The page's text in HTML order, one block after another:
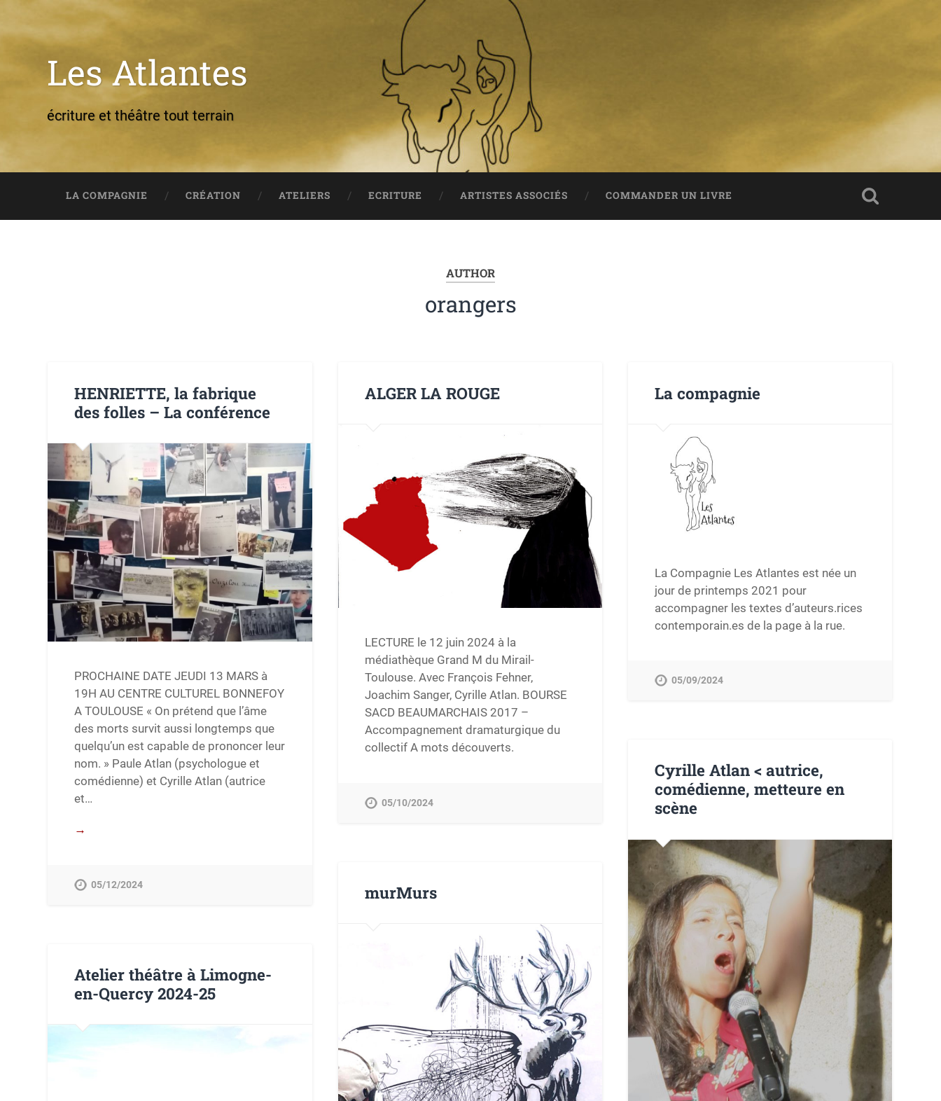
Les Atlantes
écriture et théâtre tout terrain
LA COMPAGNIE CRÉATION ATELIERS ECRITURE ARTISTES ASSOCIÉS COMMANDER UN LIVRE
AUTHOR
orangers
HENRIETTE, la fabrique
des folles – La conférence
PROCHAINE DATE JEUDI 13 MARS à
19H AU CENTRE CULTUREL BONNEFOY
A TOULOUSE « On prétend que l’âme
des morts survit aussi longtemps que
quelqu’un est capable de prononcer leur
nom. » Paule Atlan (psychologue et
comédienne) et Cyrille Atlan (autrice
et…
→
05/12/2024
ALGER LA ROUGE
LECTURE le 12 juin 2024 à la
médiathèque Grand M du Mirail-
Toulouse. Avec François Fehner,
Joachim Sanger, Cyrille Atlan. BOURSE
SACD BEAUMARCHAIS 2017 –
Accompagnement dramaturgique du
collectif A mots découverts.
05/10/2024
La compagnie
La Compagnie Les Atlantes est née un
jour de printemps 2021 pour
accompagner les textes d’auteurs.rices
contemporain.es de la page à la rue.
05/09/2024
Cyrille Atlan < autrice,
comédienne, metteure en
scène
murMurs
Atelier théâtre à Limogne-
en-Quercy 2024-25